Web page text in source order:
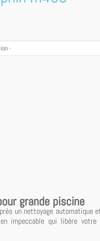
grande piscine
un nettoyage automatique
impeccable qui libère